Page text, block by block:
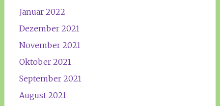
Januar 2022
Dezember 2021
November 2021
Oktober 2021
September 2021
August 2021